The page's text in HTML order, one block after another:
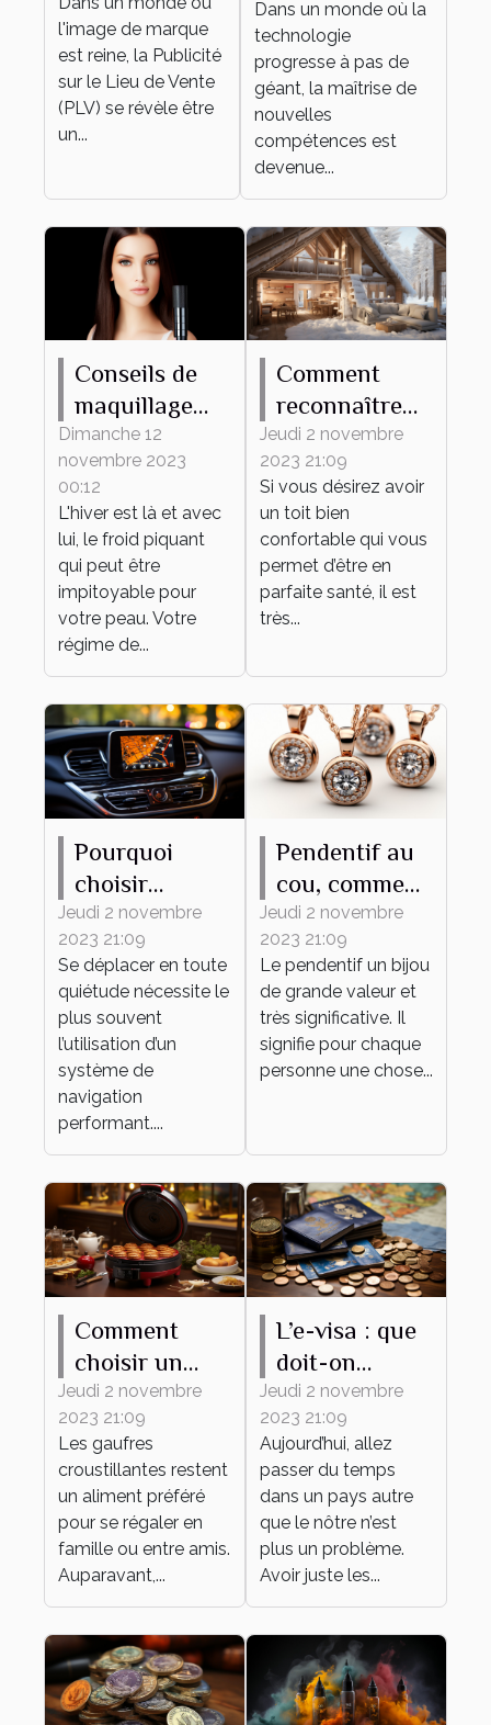
l'image de marque
est reine, la Publicité
sur le Lieu de Vente
(PLV) se révèle être
un...
développement
personnel et
professionnel
Dans un monde où la
technologie
progresse à pas de
géant, la maîtrise de
nouvelles
compétences est
devenue...
Conseils de
maquillage
pour protéger
votre peau du
froid hivernal
Dimanche 12
novembre 2023
00:12
L'hiver est là et avec
lui, le froid piquant
qui peut être
impitoyable pour
votre peau. Votre
régime de...
Comment
reconnaître
une maison
mal isolée ?
Jeudi 2 novembre
2023 21:09
Si vous désirez avoir
un toit bien
confortable qui vous
permet d’être en
parfaite santé, il est
très...
Pourquoi
choisir
MAPPY
comme
système de
navigation ?
Jeudi 2 novembre
2023 21:09
Se déplacer en toute
quiétude nécessite le
plus souvent
l’utilisation d’un
système de
navigation
performant....
Pendentif au
cou, comment
bien en
choisir ?
Jeudi 2 novembre
2023 21:09
Le pendentif un bijou
de grande valeur et
très significative. Il
signifie pour chaque
personne une chose...
Comment
choisir un
gaufrier ?
Jeudi 2 novembre
2023 21:09
Les gaufres
croustillantes restent
un aliment préféré
pour se régaler en
famille ou entre amis.
Auparavant,...
L’e-visa : que
doit-on
savoir ?
Jeudi 2 novembre
2023 21:09
Aujourd’hui, allez
passer du temps
dans un pays autre
que le nôtre n’est
plus un problème.
Avoir juste les...